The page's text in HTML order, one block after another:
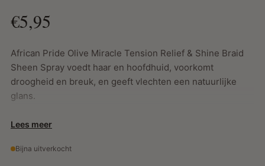
€5,95
African Pride Olive Miracle Tension Relief & Shine Braid
Sheen Spray voedt haar en hoofdhuid, voorkomt
droogheid en breuk, en geeft vlechten een natuurlijke
glans.
Lees meer
Bijna uitverkocht